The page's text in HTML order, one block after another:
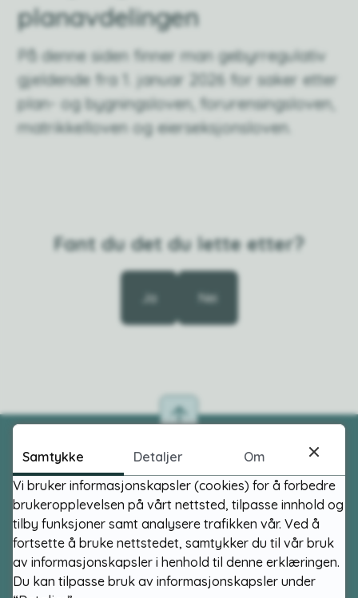
planavdelingen
På denne siden finner man gebyrregulativ
gjeldende fra 1. januar 2026 for saker etter
plan- og bygningsloven, forurensingsloven,
matrikkelloven og eierseksjonsloven.
Fant du det du lette etter?
Ja Nei
Postadresse
Vestre Toten kommune
Postboks 84
2831 Raufoss
Samtykke Detaljer
Om
Vi bruker informasjonskapsler (cookies) for å forbedre
brukeropplevelsen på vårt nettsted, tilpasse innhold og
tilby funksjoner samt analysere trafikken vår. Ved å
fortsette å bruke nettstedet, samtykker du til vår bruk
av informasjonskapsler i henhold til denne erklæringen.
Du kan tilpasse bruk av informasjonskapsler under